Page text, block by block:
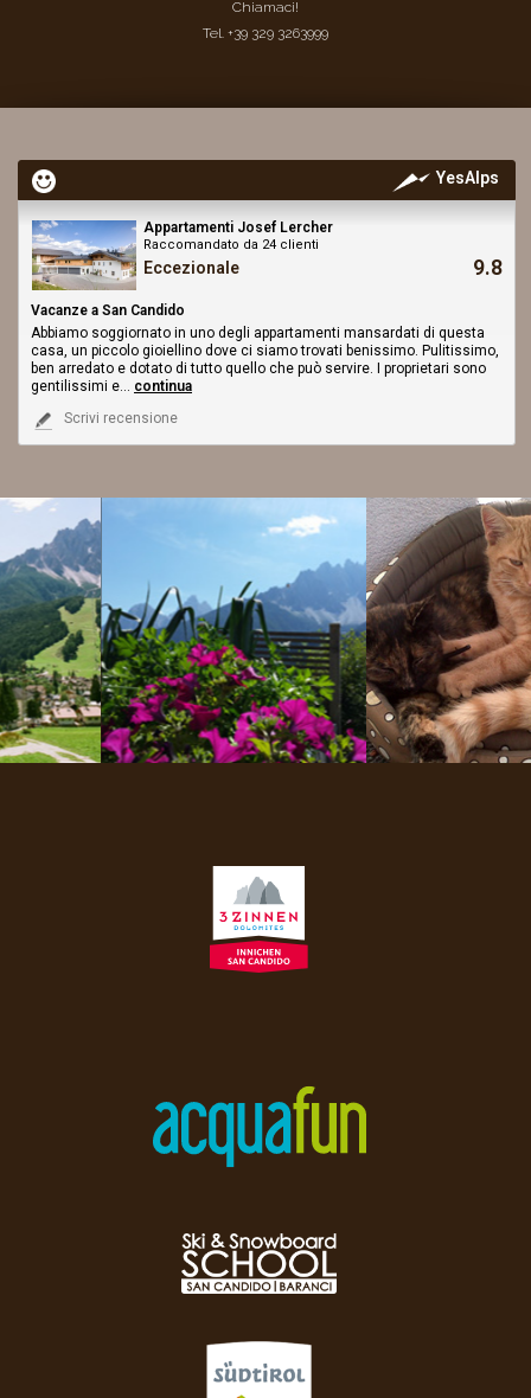
Chiamaci!
Tel. +39 329 3263999
YesAlps
Appartamenti Josef Lercher
Raccomandato da 24 clienti
Eccezionale 9.8
Vacanze a San Candido
Abbiamo soggiornato in uno degli appartamenti mansardati di questa
casa, un piccolo gioiellino dove ci siamo trovati benissimo. Pulitissimo,
ben arredato e dotato di tutto quello che può servire. I proprietari sono
gentilissimi e... continua
Scrivi recensione